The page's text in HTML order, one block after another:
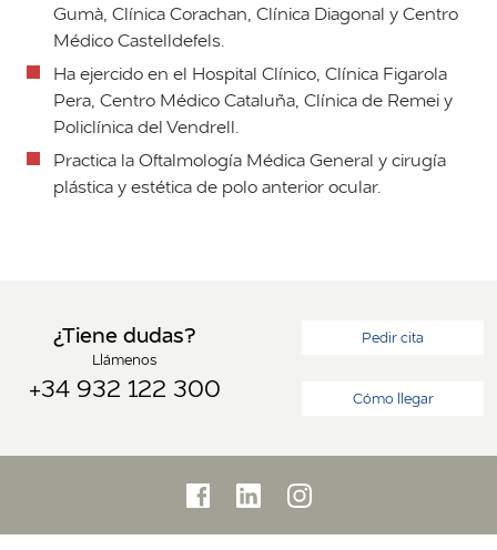
Gumà, Clínica Corachan, Clínica Diagonal y Centro
Médico Castelldefels.
Ha ejercido en el Hospital Clínico, Clínica Figarola
Pera, Centro Médico Cataluña, Clínica de Remei y
Policlínica del Vendrell.
Practica la Oftalmología Médica General y cirugía
plástica y estética de polo anterior ocular.
¿Tiene dudas?
Llámenos
+34 932 122 300
Pedir cita
Cómo llegar